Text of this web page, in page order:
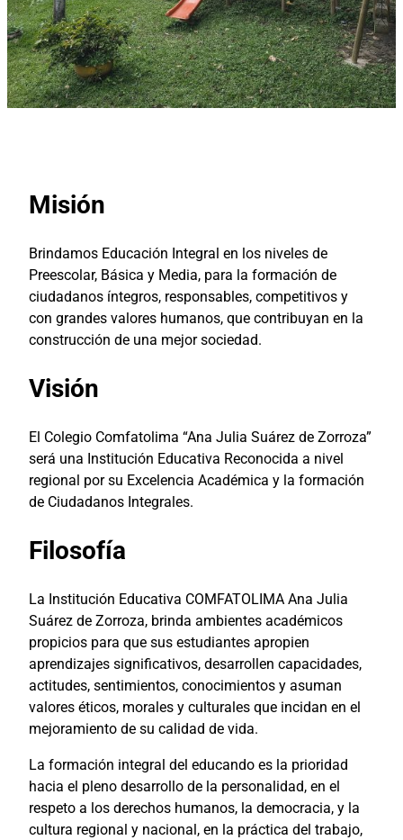
Misión
Brindamos Educación Integral en los niveles de
Preescolar, Básica y Media, para la formación de
ciudadanos íntegros, responsables, competitivos y
con grandes valores humanos, que contribuyan en la
construcción de una mejor sociedad.
Visión
El Colegio Comfatolima “Ana Julia Suárez de Zorroza”
será una Institución Educativa Reconocida a nivel
regional por su Excelencia Académica y la formación
de Ciudadanos Integrales.
Filosofía
La Institución Educativa COMFATOLIMA Ana Julia
Suárez de Zorroza, brinda ambientes académicos
propicios para que sus estudiantes apropien
aprendizajes significativos, desarrollen capacidades,
actitudes, sentimientos, conocimientos y asuman
valores éticos, morales y culturales que incidan en el
mejoramiento de su calidad de vida.
La formación integral del educando es la prioridad
hacia el pleno desarrollo de la personalidad, en el
respeto a los derechos humanos, la democracia, y la
cultura regional y nacional, en la práctica del trabajo,